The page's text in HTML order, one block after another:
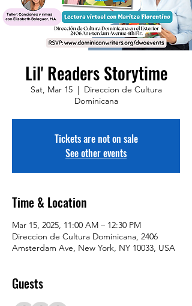
Lil' Readers Storytime
Sat, Mar 15
  |
Direccion de Cultura
Dominicana
Tickets are not on sale
See other events
Time & Location
Mar 15, 2025, 11:00 AM – 12:30 PM
Direccion de Cultura Dominicana, 2406
Amsterdam Ave, New York, NY 10033, USA
Guests